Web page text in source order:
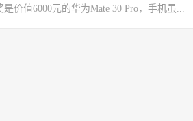
价值6000元的华为Mate 30 Pro，手机虽...